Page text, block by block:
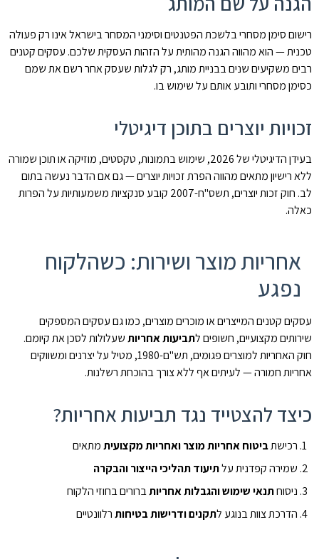
רישום סימן מסחרי בלשכת הפטנטים וסימני המסחר בישראל אינו רק פעולה
טכנית — הוא מהווה הגנה מהותית על הזהות העסקית שלכם. עסקים קטנים
רבים משקיעים שנים בבניית מותג, רק לגלות שעסק אחר רשם את שמם
כסימן מסחרי ותובע אותם על שימוש בו.
זכויות יוצרים בתוכן דיגיטלי
בעידן הדיגיטלי של 2026, שימוש בתמונות, טקסטים, מוזיקה או תוכן שמורה
ללא רישיון מתאים מהווה הפרת זכויות יוצרים — גם אם הדבר נעשה בתום
לב. חוק זכות יוצרים, תשס"ח-2007 קובע סנקציות משמעותיות על הפרות
כאלה.
אחריות מוצר ושירות: כשהלקוח
נפגע
עסקים קטנים המייצרים או מוכרים מוצרים, כמו גם עסקים המספקים
שירותים מקצועיים, חשופים לתביעות אחריותשעלולות לסכן את קיומם.
חוק האחריות למוצרים פגומים, תש"ם-1980, מטיל על יצרנים ומשווקים
אחריות חמורה — לעיתים אף ללא צורך בהוכחת רשלנות.
כיצד להצטייד נגד תביעות אחריות?
רכישתביטוח אחריות מוצר ואחריות מקצועיתמתאים
שמירה קפדנית עלתיעוד תהליכי הייצור והבקרה
ניסוחתנאי שימוש והגבלות אחריותברורים בחוזי הלקוח
הדרכת צוות בנוגע לתקנים ודרישות בטיחותרלוונטיים